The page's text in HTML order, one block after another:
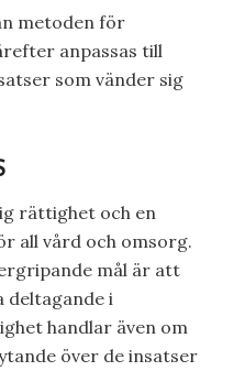
metoden för
anpassas till
som vänder sig
rättighet och en
all vård och omsorg.
mål är att
deltagande i
handlar även om
över de insatser